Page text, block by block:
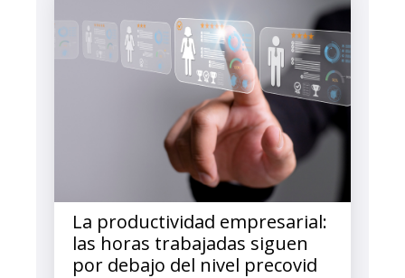
La productividad empresarial:
las horas trabajadas siguen
por debajo del nivel precovid